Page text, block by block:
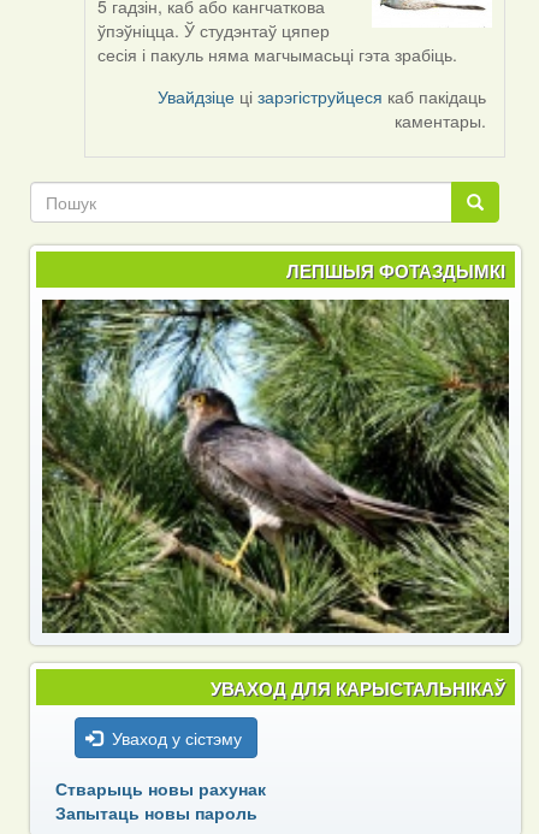
to
by
Falcon
5 гадзін, каб або кангчаткова
ўпэўніцца. Ў студэнтаў цяпер
сесія і пакуль няма магчымасьці гэта зрабіць.
Увайдзіце цізарэгіструйцеся каб пакідаць
каментары.
Пошук
Пошук
ЛЕПШЫЯ ФОТАЗДЫМКІ
УВАХОД ДЛЯ КАРЫСТАЛЬНІКАЎ
Уваход у сістэму
Стварыць новы рахунак
Запытаць новы пароль